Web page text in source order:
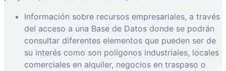
Información sobre recursos empresariales, a través
del acceso a una Base de Datos donde se podrán
consultar diferentes elementos que pueden ser de
su interés como son polígonos industriales, locales
comerciales en alquiler, negocios en traspaso o